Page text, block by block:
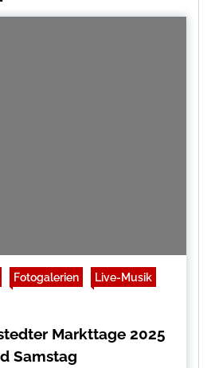
Fotogalerien Live-Musik
Markttage 2025
Samstag